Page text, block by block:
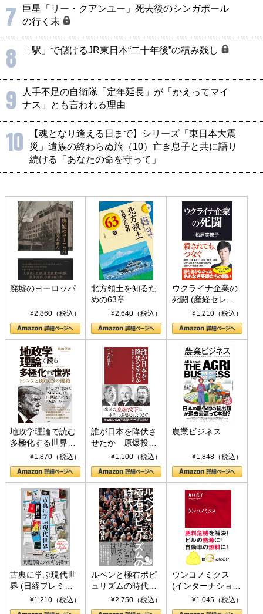
7
巨星「リー・クアンユー」死去後のシンガポール
の行く末
8 「駅」で儲けるJR東日本“二十年後”の積み残し
9
人手不足の自衛隊「定年延長」が「かえってマイ
ナス」とも言われる理由
10
【魂となり逢える日まで】シリーズ「東日本大震
災」遺族の終わらぬ旅（10）亡き息子と共に語り
続ける「あなたの命を守って」
廃墟のヨーロッパ
¥2,860（税込）
北方領土を知るた
めの63章
¥2,640（税込）
ウクライナ企業の
死闘 (産経セレク
ト S 039)¥1,210（税込）
地政学理論で読む
多極化する世界：
トランプとBRICS
の挑戦
¥1,870（税込）
誰が日本を降伏さ
せたか 原爆投
下、ソ連参戦、そ
して聖断 (PHP新
書)
¥1,100（税込）
農業ビジネス
¥1,848（税込）
古典に学ぶ現代世
界 (日経プレミア
シリーズ)¥1,210（税込）
ルペンと極右ポピ
ュリズムの時代：
〈ヤヌス〉の二つ
の顔
¥2,750（税込）
ウンコノミクス
(インターナショナ
ル新書)¥1,045（税込）